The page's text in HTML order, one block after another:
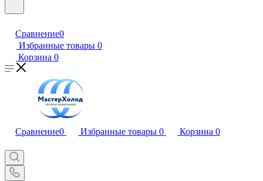
Сравнение0
Избранные товары 0
Корзина 0
Сравнение0 Избранные товары 0 Корзина 0